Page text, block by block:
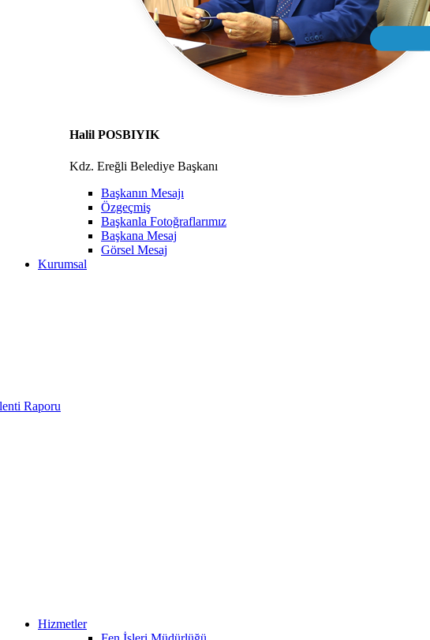
Halil POSBIYIK
Kdz. Ereğli Belediye Başkanı
Başkanın Mesajı
Özgeçmiş
Başkanla Fotoğraflarımız
Başkana Mesaj
Görsel Mesaj
Kurumsal
Raporu
Hizmetler